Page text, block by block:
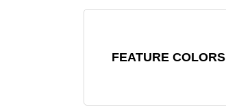
FEATURE COLORS